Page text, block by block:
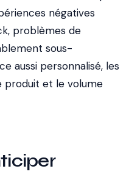
négatives
problèmes de
sous-
aussi personnalisé, les
produit et le volume